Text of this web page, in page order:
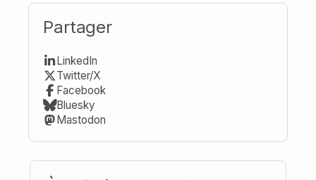
Partager
LinkedIn
Twitter/X
Facebook
Bluesky
Mastodon